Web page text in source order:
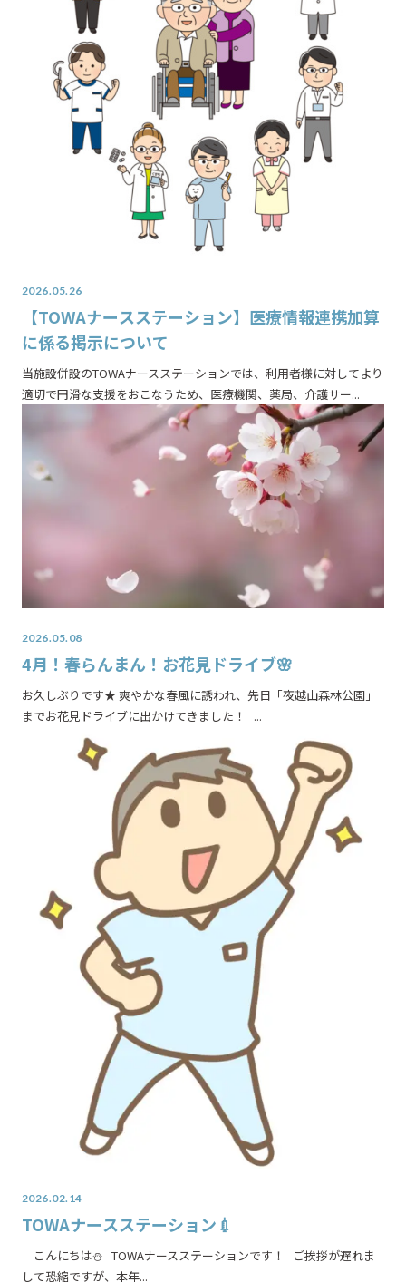
2026.05.26
【TOWAナースステーション】医療情報連携加算
に係る掲示について
当施設併設のTOWAナースステーションでは、利用者様に対してより
適切で円滑な支援をおこなうため、医療機関、薬局、介護サー...
2026.05.08
4月！春らんまん！お花見ドライブ🌸
お久しぶりです★ 爽やかな春風に誘われ、先日「夜越山森林公園」
までお花見ドライブに出かけてきました！ ...
2026.02.14
TOWAナースステーション💉
こんにちは⛄ TOWAナースステーションです！ ご挨拶が遅れま
して恐縮ですが、本年...